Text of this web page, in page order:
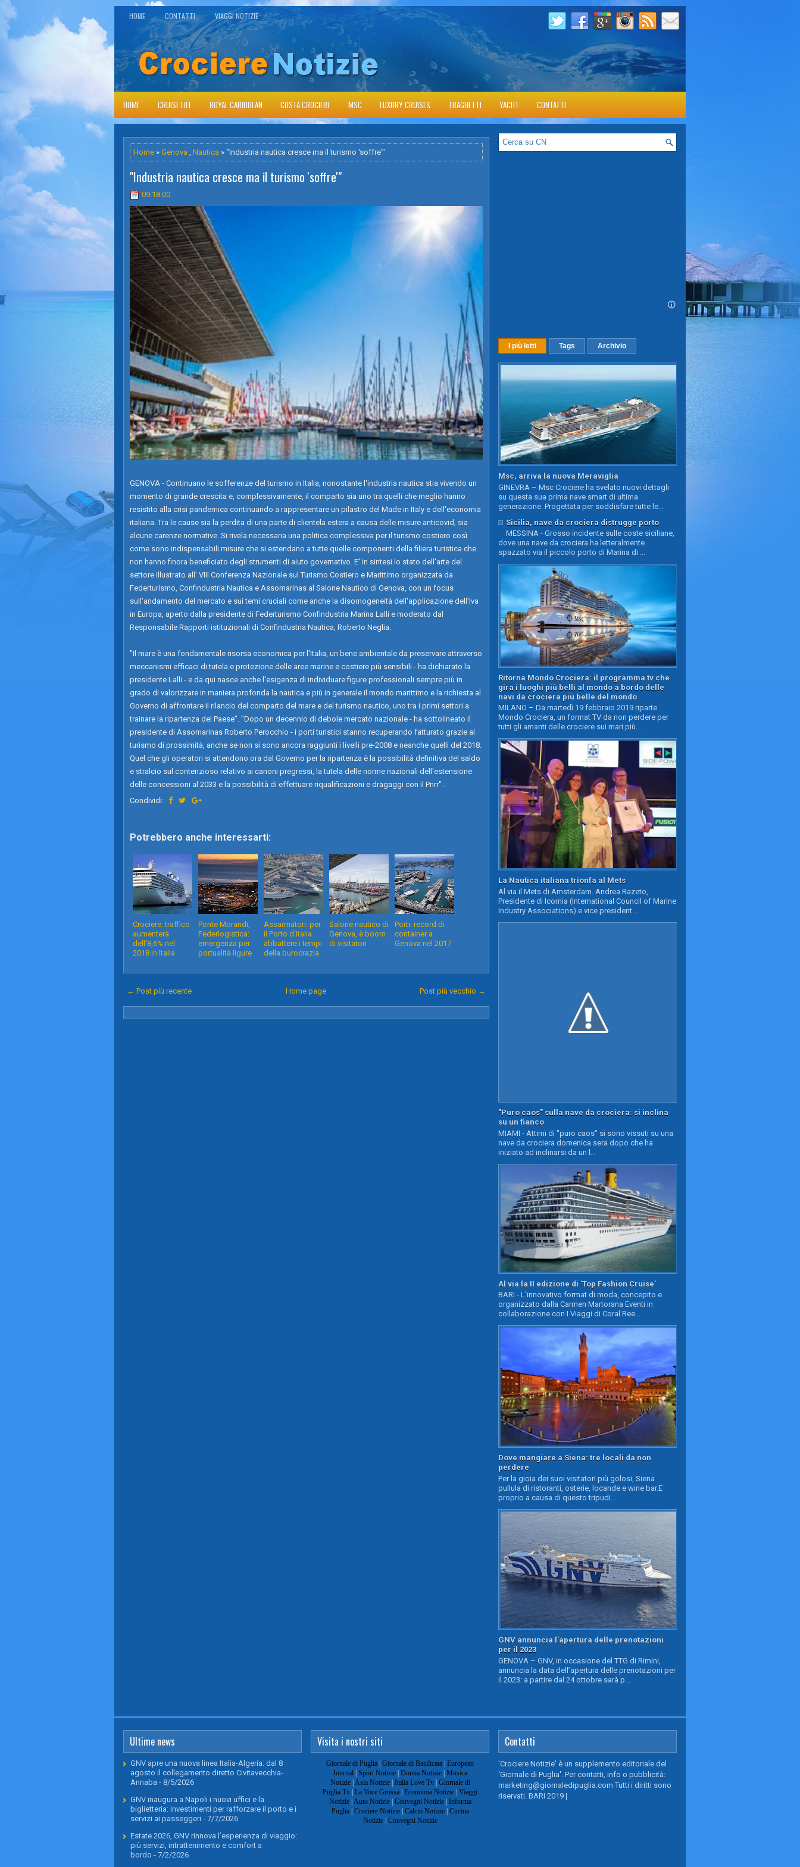
HOME CONTATTI VIAGGI NOTIZIE
HOME CRUISE LIFE ROYAL CARIBBEAN COSTA CROCIERE MSC LUXURY CRUISES TRAGHETTI YACHT CONTATTI
Home » Genova , Nautica » "Industria nautica cresce ma il turismo 'soffre'"
"Industria nautica cresce ma il turismo 'soffre'"
09:18:00
GENOVA - Continuano le sofferenze del turismo in Italia, nonostante l'industria nautica stia vivendo un
momento di grande crescita e, complessivamente, il comparto sia uno tra quelli che meglio hanno
resistito alla crisi pandemica continuando a rappresentare un pilastro del Made in Italy e dell'economia
italiana. Tra le cause sia la perdita di una parte di clientela estera a causa delle misure anticovid, sia
alcune carenze normative. Si rivela necessaria una politica complessiva per il turismo costiero così
come sono indispensabili misure che si estendano a tutte quelle componenti della filiera turistica che
non hanno finora beneficiato degli strumenti di aiuto governativo. E' in sintesi lo stato dell'arte del
settore illustrato all' VIII Conferenza Nazionale sul Turismo Costiero e Marittimo organizzata da
Federturismo, Confindustria Nautica e Assomarinas al Salone Nautico di Genova, con un focus
sull'andamento del mercato e sui temi cruciali come anche la disomogeneità dell'applicazione dell'Iva
in Europa, aperto dalla presidente di Federturismo Confindustria Marina Lalli e moderato dal
Responsabile Rapporti istituzionali di Confindustria Nautica, Roberto Neglia.
"Il mare è una fondamentale risorsa economica per l'Italia, un bene ambientale da preservare attraverso
meccanismi efficaci di tutela e protezione delle aree marine e costiere più sensibili - ha dichiarato la
presidente Lalli - e da qui nasce anche l'esigenza di individuare figure professionali sempre più in
grado di valorizzare in maniera profonda la nautica e più in generale il mondo marittimo e la richiesta al
Governo di affrontare il rilancio del comparto del mare e del turismo nautico, uno tra i primi settori a
trainare la ripartenza del Paese". "Dopo un decennio di debole mercato nazionale - ha sottolineato il
presidente di Assomarinas Roberto Perocchio - i porti turistici stanno recuperando fatturato grazie al
turismo di prossimità, anche se non si sono ancora raggiunti i livelli pre-2008 e neanche quelli del 2018.
Quel che gli operatori si attendono ora dal Governo per la ripartenza è la possibilità definitiva del saldo
e stralcio sul contenzioso relativo ai canoni pregressi, la tutela delle norme nazionali dell'estensione
delle concessioni al 2033 e la possibilità di effettuare riqualificazioni e dragaggi con il Pnrr" .
Condividi:
Potrebbero anche interessarti:
Crociere: traffico
aumenterà
dell’8,6% nel
2018 in Italia
Ponte Morandi,
Federlogistica:
emergenza per
portualità ligure
Assarmatori: per
il Porto d’Italia
abbattere i tempi
della burocrazia
Salone nautico di
Genova, è boom
di visitatori
Porti: record di
container a
Genova nel 2017
← Post più recente Post più vecchio →
Home page
I più letti Tags Archivio
Msc, arriva la nuova Meraviglia
GINEVRA – Msc Crociere ha svelato nuovi dettagli
su questa sua prima nave smart di ultima
generazione. Progettata per soddisfare tutte le...
Sicilia, nave da crociera distrugge porto
MESSINA - Grosso incidente sulle coste siciliane,
dove una nave da crociera ha letteralmente
spazzato via il piccolo porto di Marina di ...
Ritorna Mondo Crociera: il programma tv che
gira i luoghi più belli al mondo a bordo delle
navi da crociera più belle del mondo
MILANO – Da martedì 19 febbraio 2019 riparte
Mondo Crociera, un format TV da non perdere per
tutti gli amanti delle crociere sui mari più...
La Nautica italiana trionfa al Mets
Al via il Mets di Amsterdam. Andrea Razeto,
Presidente di Icomia (International Council of Marine
Industry Associations) e vice president...
"Puro caos" sulla nave da crociera: si inclina
su un fianco
MIAMI - Attimi di "puro caos" si sono vissuti su una
nave da crociera domenica sera dopo che ha
iniziato ad inclinarsi da un l...
Al via la II edizione di 'Top Fashion Cruise'
BARI - L'innovativo format di moda, concepito e
organizzato dalla Carmen Martorana Eventi in
collaborazione con I Viaggi di Coral Ree...
Dove mangiare a Siena: tre locali da non
perdere
Per la gioia dei suoi visitatori più golosi, Siena
pullula di ristoranti, osterie, locande e wine bar.E
proprio a causa di questo tripudi...
GNV annuncia l'apertura delle prenotazioni
per il 2023
GENOVA – GNV, in occasione del TTG di Rimini,
annuncia la data dell’apertura delle prenotazioni per
il 2023: a partire dal 24 ottobre sarà p...
Ultime news
GNV apre una nuova linea Italia-Algeria: dal 8
agosto il collegamento diretto Civitavecchia-
Annaba - 8/5/2026
GNV inaugura a Napoli i nuovi uffici e la
biglietteria: investimenti per rafforzare il porto e i
servizi ai passeggeri - 7/7/2026
Estate 2026, GNV rinnova l’esperienza di viaggio:
più servizi, intrattenimento e comfort a
bordo - 7/2/2026
Visita i nostri siti
Giornale di Puglia | Giornale di Basilicata | European
Journal | Sport Notizie | Donna Notizie | Musica
Notizie| Asia Notizie| Italia Love Tv| Giornale di
Puglia Tv | La Voce Grossa | Economia Notizie | Viaggi
Notizie| Auto Notizie| Convegni Notizie| Informa
Puglia| Crociere Notizie| Calcio Notizie| Cucina
Notizie| Convegni Notizie
Contatti
'Crociere Notizie' è un supplemento editoriale del
'Giornale di Puglia'. Per contatti, info o pubblicità:
marketing@giornaledipuglia.com Tutti i diritti sono
riservati. BARI 2019 |